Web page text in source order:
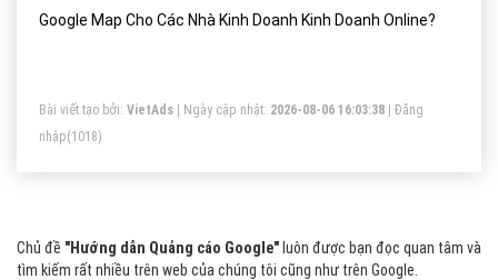
Google Map Cho Các Nhà Kinh Doanh Kinh Doanh Online?
Bài viết tạo bởi: VietAds | Ngày cập nhật: 2026-08-06 16:03:38
Đăng
nhập(1018)
Chủ đề "Hướng dẫn Quảng cáo Google" luôn được bạn đọc quan tâm và
tìm kiếm rất nhiều trên web của chúng tôi cũng như trên Google.